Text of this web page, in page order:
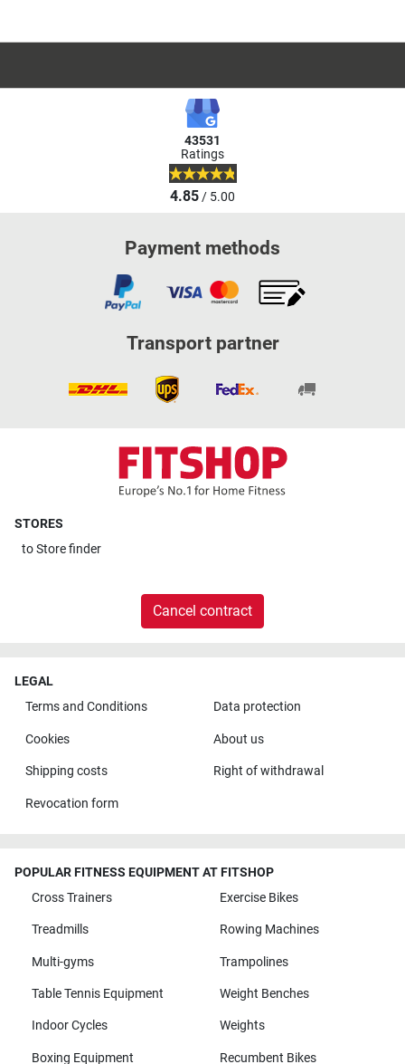
43531
Ratings
4.85/ 5.00
Payment methods
Transport partner
STORES
toStore finder
Cancel contract
LEGAL
Terms and Conditions
Data protection
Cookies About us
Shipping costs Right of withdrawal
Revocation form
POPULAR FITNESS EQUIPMENT AT FITSHOP
Cross Trainers
Exercise Bikes
Treadmills Rowing Machines
Multi-gyms Trampolines
Table Tennis Equipment Weight Benches
Indoor Cycles Weights
Boxing Equipment Recumbent Bikes